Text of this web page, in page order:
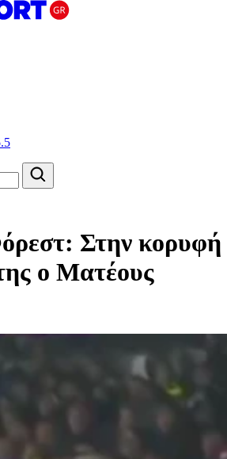
Στην κορυφή
ο Ματέους